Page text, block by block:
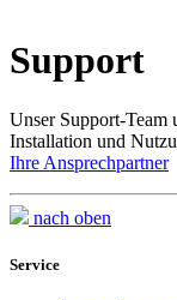
Support
Unser Support-Team
Installation und
Ihre Ansprechpartner
nach oben
Service